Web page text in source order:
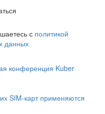
с политикой
данных
конференция Kuber
SIM-карт применяются